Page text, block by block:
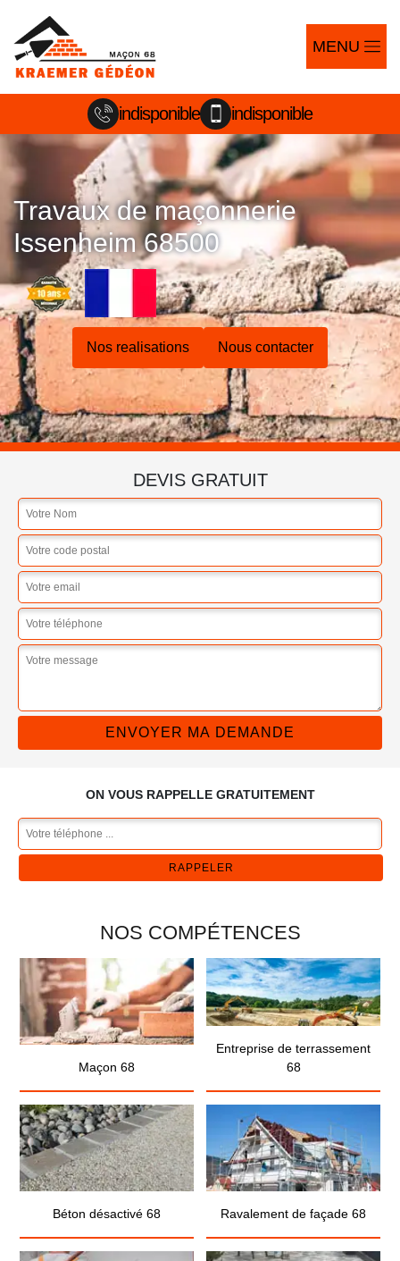
MENU
indisponible indisponible
Travaux de maçonnerie
Issenheim 68500
Nos realisations Nous contacter
DEVIS GRATUIT
ON VOUS RAPPELLE GRATUITEMENT
NOS COMPÉTENCES
Maçon 68
Entreprise de terrassement
68
Béton désactivé 68 Ravalement de façade 68